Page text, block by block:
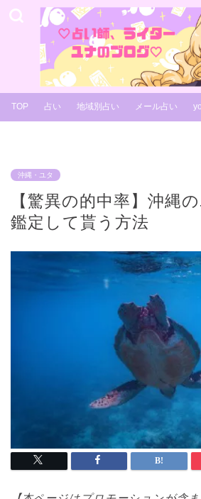
TOP 占い 地域別占い メール占い
沖縄・ユタ
【驚異の的中率】沖縄
鑑定して貰う方法